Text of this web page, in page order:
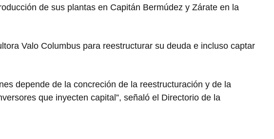
de sus plantas en Capitán Bermúdez y Zárate en la
Valo Columbus para reestructurar su deuda e incluso captar
depende de la concreción de la reestructuración y de la
que inyecten capital”, señaló el Directorio de la